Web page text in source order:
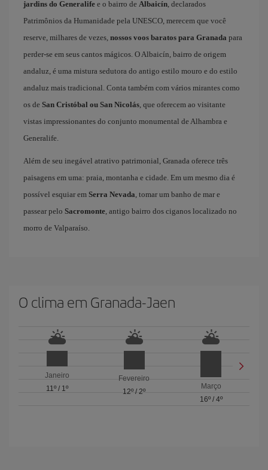
jardins do Generalife e o bairro de Albaicín, declarados
Patrimônios da Humanidade pela UNESCO, merecem que você
reserve, milhares de vezes, nossos voos baratos para Granada para
perder-se em seus cantos mágicos. O Albaicín, bairro de origem
andaluz, é uma mistura sedutora do antigo estilo mouro e do estilo
andaluz mais tradicional. Conta também com vários mirantes como
os de San Cristóbal ou San Nicolás, que oferecem ao visitante
vistas impressionantes do conjunto monumental de Alhambra e
Generalife.
Além de seu inegável atrativo patrimonial, Granada oferece três
paisagens em uma: praia, montanha e cidade. Em um mesmo dia é
possível esquiar em Serra Nevada, tomar um banho de mar e
passear pelo Sacromonte, antigo bairro dos ciganos localizado no
morro de Valparaíso.
O clima em Granada-Jaen
Janeiro
11º/ 1º
Fevereiro
12º / 2º
Março
16º/ 4º